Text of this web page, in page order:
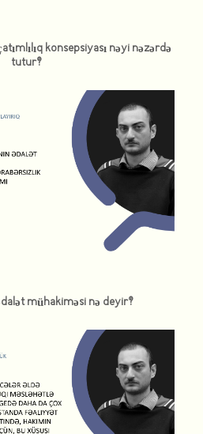
konsepsiyası nəyi nəzərdə
tutur?
mühakiməsi nə deyir?